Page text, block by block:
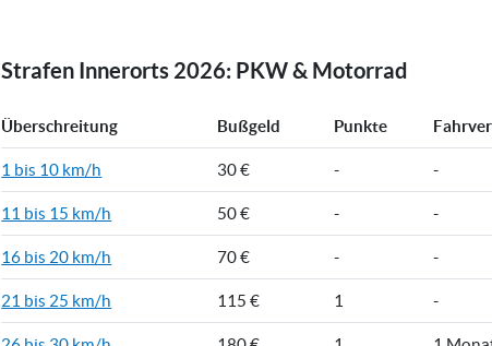
Strafen Innerorts 2026: PKW & Motorrad
Überschreitung Bußgeld Punkte
1 bis 10 km/h 30 € - -
11 bis 15 km/h 50 € - -
16 bis 20 km/h 70 € - -
21 bis 25 km/h 115 € 1 -